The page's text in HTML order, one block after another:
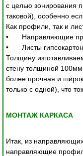
с целью зонирования
таковой), особенно
Как профили, так и
•	Направляющие профили: 50*40мм/75*40мм/100*40мм;
•	Листы гипсокартона: длина 2м/2,5м/3м/3,5м/4м (самая ходовая длина – 2,5мм), ширина 0,6м/1,2м, толщина 6,5мм/9,5мм/12,5мм.
Толщину
стену толщиной
более прочная и
только с одной), что
МОНТАЖ КАРКАСА
Итак, из
направляющие